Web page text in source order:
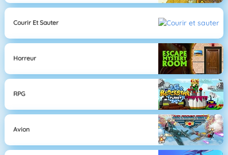
Courir Et Sauter
Horreur
RPG
Avion